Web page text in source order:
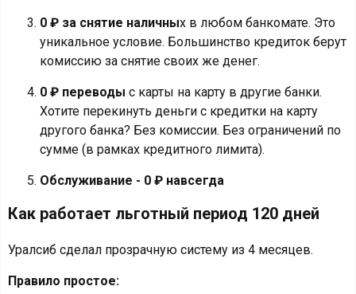
0 ₽ за снятие наличных в любом банкомате. Это
уникальное условие. Большинство кредиток берут
комиссию за снятие своих же денег.
0 ₽ переводы с карты на карту в другие банки.
Хотите перекинуть деньги с кредитки на карту
другого банка? Без комиссии. Без ограничений по
сумме (в рамках кредитного лимита).
Обслуживание - 0 ₽ навсегда
Как работает льготный период 120 дней
Уралсиб сделал прозрачную систему из 4 месяцев.
Правило простое: